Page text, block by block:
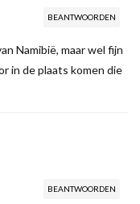
BEANTWOORDEN
Namibië, maar wel fijn
in de plaats komen die
BEANTWOORDEN